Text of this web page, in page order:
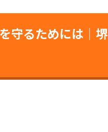
守るためには｜